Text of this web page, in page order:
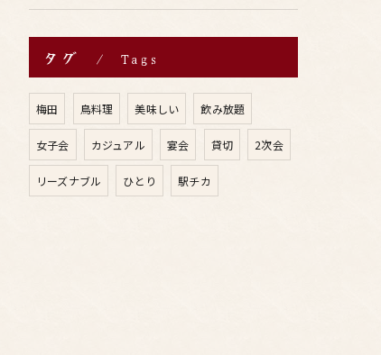
タグ Tags
梅田 鳥料理 美味しい 飲み放題
女子会 カジュアル 宴会 貸切 2次会
リーズナブル ひとり 駅チカ